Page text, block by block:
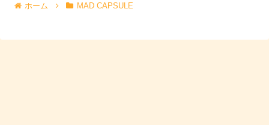
ホーム MAD CAPSULE